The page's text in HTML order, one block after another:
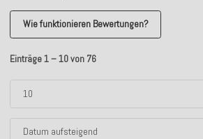
Wie funktionieren Bewertungen?
Einträge 1 – 10 von 76